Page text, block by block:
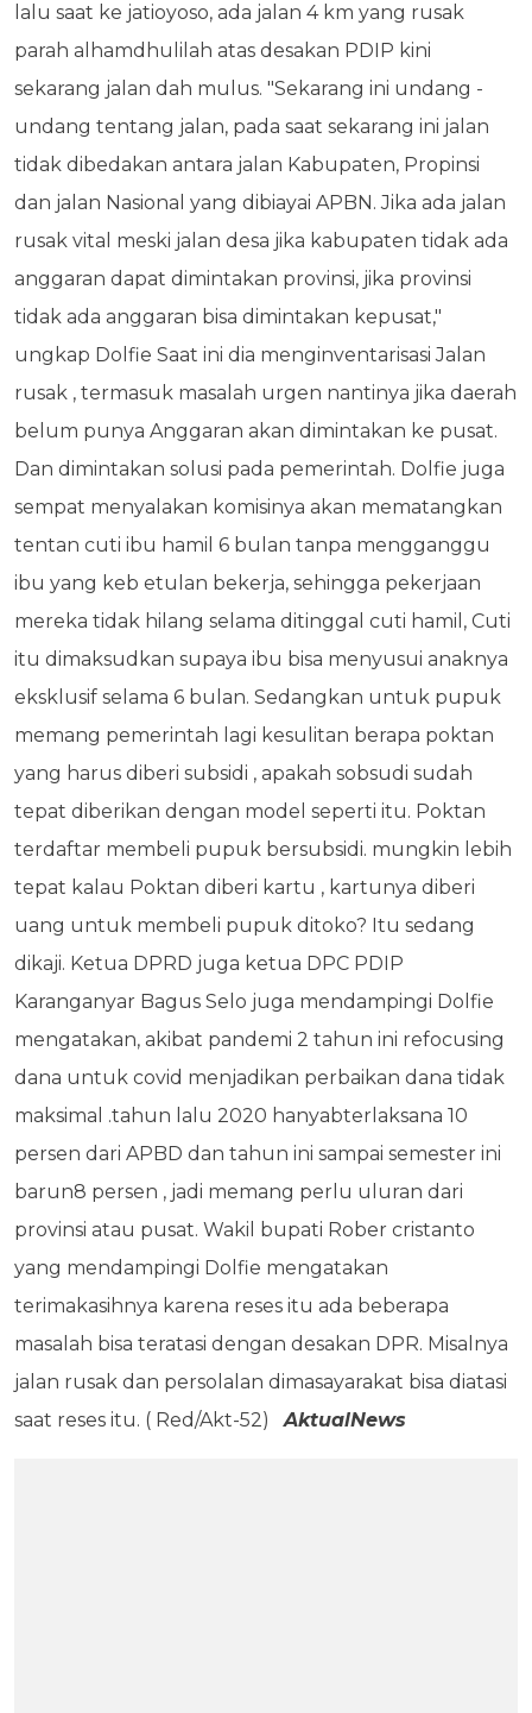
lalu saat ke jatioyoso, ada jalan 4 km yang rusak
parah alhamdhulilah atas desakan PDIP kini
sekarang jalan dah mulus. "Sekarang ini undang -
undang tentang jalan, pada saat sekarang ini jalan
tidak dibedakan antara jalan Kabupaten, Propinsi
dan jalan Nasional yang dibiayai APBN. Jika ada jalan
rusak vital meski jalan desa jika kabupaten tidak ada
anggaran dapat dimintakan provinsi, jika provinsi
tidak ada anggaran bisa dimintakan kepusat,"
ungkap Dolfie Saat ini dia menginventarisasi Jalan
rusak , termasuk masalah urgen nantinya jika daerah
belum punya Anggaran akan dimintakan ke pusat.
Dan dimintakan solusi pada pemerintah. Dolfie juga
sempat menyalakan komisinya akan mematangkan
tentan cuti ibu hamil 6 bulan tanpa mengganggu
ibu yang keb etulan bekerja, sehingga pekerjaan
mereka tidak hilang selama ditinggal cuti hamil, Cuti
itu dimaksudkan supaya ibu bisa menyusui anaknya
eksklusif selama 6 bulan. Sedangkan untuk pupuk
memang pemerintah lagi kesulitan berapa poktan
yang harus diberi subsidi , apakah sobsudi sudah
tepat diberikan dengan model seperti itu. Poktan
terdaftar membeli pupuk bersubsidi. mungkin lebih
tepat kalau Poktan diberi kartu , kartunya diberi
uang untuk membeli pupuk ditoko? Itu sedang
dikaji. Ketua DPRD juga ketua DPC PDIP
Karanganyar Bagus Selo juga mendampingi Dolfie
mengatakan, akibat pandemi 2 tahun ini refocusing
dana untuk covid menjadikan perbaikan dana tidak
maksimal .tahun lalu 2020 hanyabterlaksana 10
persen dari APBD dan tahun ini sampai semester ini
barun8 persen , jadi memang perlu uluran dari
provinsi atau pusat. Wakil bupati Rober cristanto
yang mendampingi Dolfie mengatakan
terimakasihnya karena reses itu ada beberapa
masalah bisa teratasi dengan desakan DPR. Misalnya
jalan rusak dan persolalan dimasayarakat bisa diatasi
saat reses itu. ( Red/Akt-52)AktualNews